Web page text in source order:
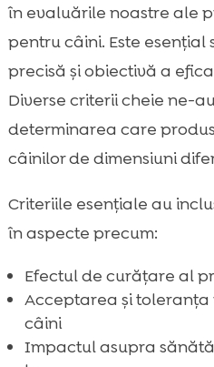
în evaluările noastre ale
pentru câini. Este esențial
precisă și obiectivă a
Diverse criterii cheie ne-
determinarea care
câinilor de dimensiuni
Criteriile esențiale au
în aspecte precum:
Efectul de curățare al
Acceptarea și
câini
Impactul asupra